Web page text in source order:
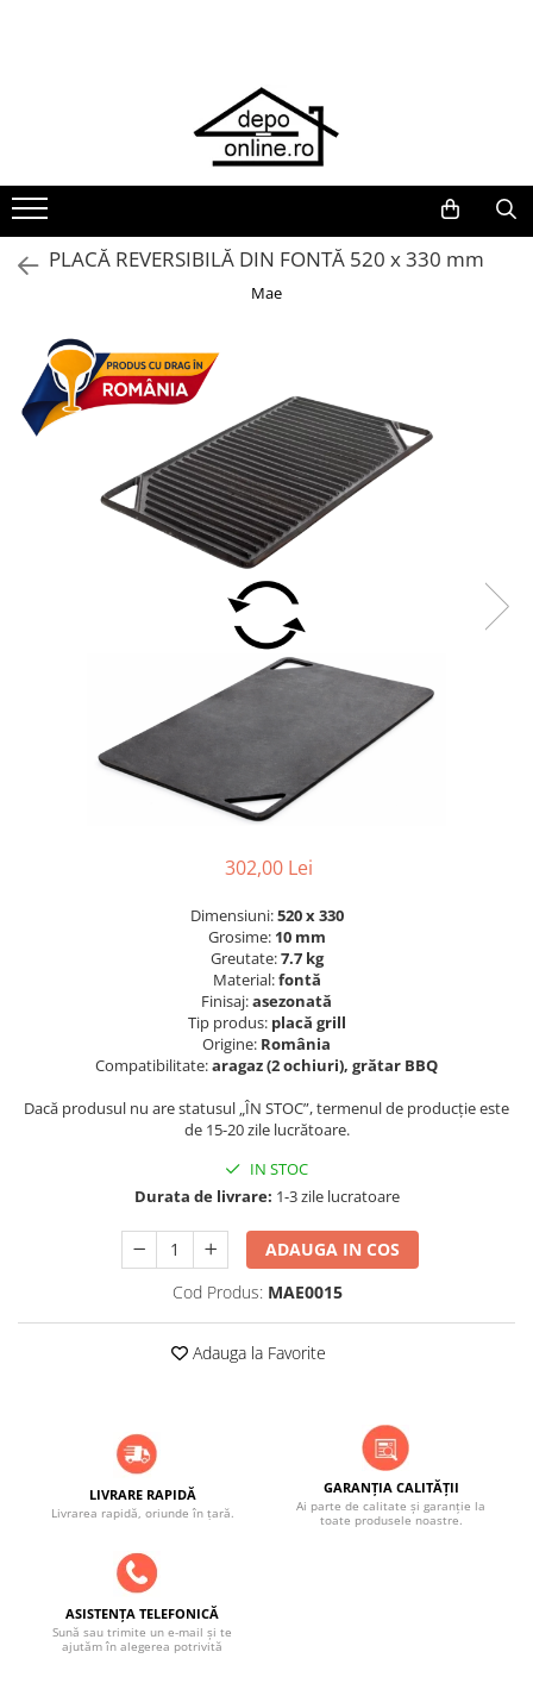
Grătare barbeque din fontă
România
Grătare tehnice din fontă România
Vase de gătit din fontă România
GRĂTARE DE GRĂDINĂ
Accesorii pentru grătare
Cuptoare de pizza
Grătare din fontă
Grătare din inox
Uși pentru sobă și șemineu
VASE DE GĂTIT
Vase pentru gătit din aluminiu
Vase pentru gătit din fontă
REDUCERI VASE DIN FONTĂ
CUPTOARE PENTRU SOBĂ
ACCESORII SOBĂ, ȘEMINEU ȘI
ACCESORII PENTRU GATIT
COPERTINE ȘI PRELATE
Prelată impermeabilă din
COȘURI DE FUM
Coșuri de fum din beton
Coșuri de fum din inox
Coșuri de fum din otel
PLASE DE UMBRIRE/ ANTIGRINDINĂ
PRODUSE PENTRU GRĂDINARIT
Irigații pentru grădină
Unelte pentru grădinărit
SOBE ȘI ȘEMINEE
STICLĂ TERMOREZISTENTĂ
PLACĂ REVERSIBILĂ DIN FONTĂ 520 x 330 mm
Mae
302,00 Lei
Dimensiuni:520 x 330
Grosime: 10 mm
Greutate:7.7 kg
Material:fontă
Finisaj:asezonată
Tip produs: placă grill
Origine: România
Compatibilitate:aragaz (2 ochiuri), grătar BBQ
Dacă produsul nu are statusul „ÎN STOC”, termenul de producție este
de 15-20 zile lucrătoare.
IN STOC
Durata de livrare: 1-3 zile lucratoare
ADAUGA IN COS
Cod Produs: MAE0015
Adauga la Favorite
LIVRARE RAPIDĂ
Livrarea rapidă, oriunde în țară.
GARANȚIA CALITĂȚII
Ai parte de calitate și garanție la
toate produsele noastre.
ASISTENȚA TELEFONICĂ
Sună sau trimite un e-mail și te
ajutăm în alegerea potrivită